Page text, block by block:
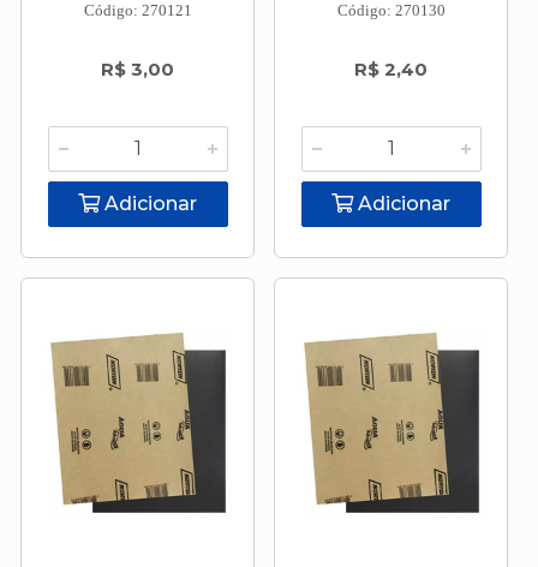
Código: 270121
R$ 3,00
Adicionar
Código: 270130
R$ 2,40
Adicionar